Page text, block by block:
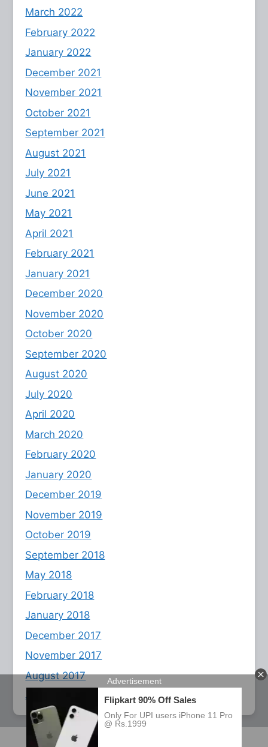
March 2022
February 2022
January 2022
December 2021
November 2021
October 2021
September 2021
August 2021
July 2021
June 2021
May 2021
April 2021
February 2021
January 2021
December 2020
November 2020
October 2020
September 2020
August 2020
July 2020
April 2020
March 2020
February 2020
January 2020
December 2019
November 2019
October 2019
September 2018
May 2018
February 2018
January 2018
December 2017
November 2017
August 2017
July 2017